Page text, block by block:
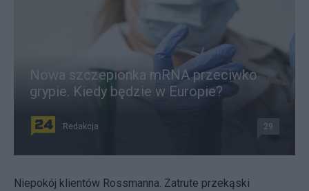
Nowa szczepionka mRNA przeciwko
grypie. Kiedy będzie w Europie?
Redakcja 29
Niepokój klientów Rossmanna. Zatrute przekąski